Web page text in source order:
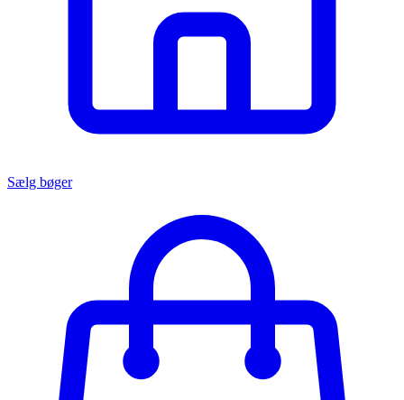
Sælg bøger